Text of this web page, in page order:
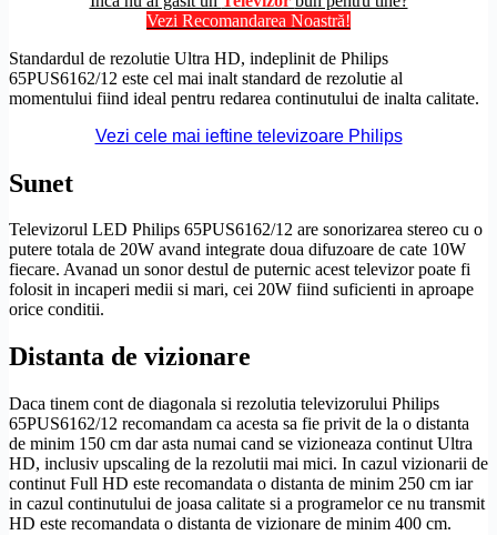
Vezi Recomandarea Noastră!
Standardul de rezolutie Ultra HD, indeplinit de Philips
65PUS6162/12 este cel mai inalt standard de rezolutie al
momentului fiind ideal pentru redarea continutului de inalta calitate.
Vezi cele mai ieftine televizoare Philips
Sunet
Televizorul LED Philips 65PUS6162/12 are sonorizarea stereo cu o
putere totala de 20W avand integrate doua difuzoare de cate 10W
fiecare. Avanad un sonor destul de puternic acest televizor poate fi
folosit in incaperi medii si mari, cei 20W fiind suficienti in aproape
orice conditii.
Distanta de vizionare
Daca tinem cont de diagonala si rezolutia televizorului Philips
65PUS6162/12 recomandam ca acesta sa fie privit de la o distanta
de minim 150 cm dar asta numai cand se vizioneaza continut Ultra
HD, inclusiv upscaling de la rezolutii mai mici. In cazul vizionarii de
continut Full HD este recomandata o distanta de minim 250 cm iar
in cazul continutului de joasa calitate si a programelor ce nu transmit
HD este recomandata o distanta de vizionare de minim 400 cm.